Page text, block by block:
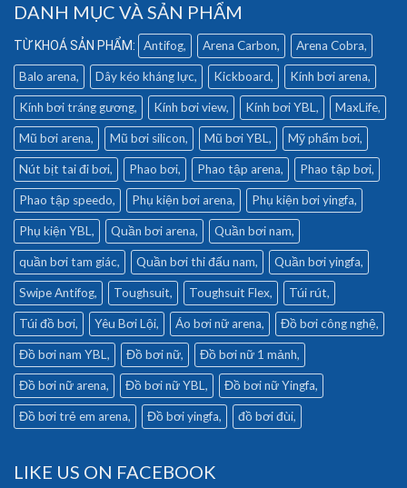
DANH MỤC VÀ SẢN PHẨM
Antifog Arena Carbon Arena Cobra
Balo arena Dây kéo kháng lực Kickboard Kính bơi arena
Kính bơi tráng gương Kính bơi view Kính bơi YBL MaxLife
Mũ bơi arena Mũ bơi silicon Mũ bơi YBL Mỹ phẩm bơi
Nút bịt tai đi bơi Phao bơi Phao tập arena Phao tập bơi
Phao tập speedo Phụ kiện bơi arena Phụ kiện bơi yingfa
Phụ kiện YBL Quần bơi arena Quần bơi nam
quần bơi tam giác Quần bơi thi đấu nam Quần bơi yingfa
Swipe Antifog Toughsuit Toughsuit Flex Túi rút
Túi đồ bơi Yêu Bơi Lội Áo bơi nữ arena Đồ bơi công nghệ
Đồ bơi nam YBL Đồ bơi nữ Đồ bơi nữ 1 mảnh
Đồ bơi nữ arena Đồ bơi nữ YBL Đồ bơi nữ Yingfa
Đồ bơi trẻ em arena Đồ bơi yingfa đồ bơi đùi
LIKE US ON FACEBOOK